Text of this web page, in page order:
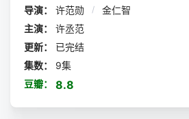
导演：
许范勋 /
金仁智
主演：
许丞范
更新：
已完结
集数：
9集
豆瓣：
8.8